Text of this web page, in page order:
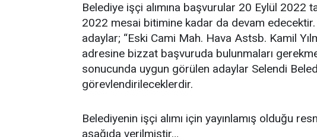
Belediye işçi alımına başvurular 20 Eylül 2022
2022 mesai bitimine kadar da devam
adaylar; “Eski Cami Mah. Hava Astsb. Kamil
adresine bizzat başvuruda bulunmaları
sonucunda uygun görülen adaylar Selendi
görevlendirileceklerdir.
Belediyenin işçi alımı için yayınlamış olduğu
aşağıda verilmiştir…